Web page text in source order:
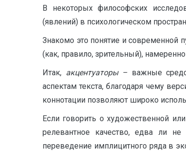
В некоторых философских
(явлений) в психологическом
Знакомо это понятие и современной
(как, правило, зрительный),
Итак, акцентуаторы – важные
аспектам текста, благодаря чему
коннотации позволяют широко
Если говорить о художественной
релевантное качество, едва ли не
переведение имплицитного ряда в